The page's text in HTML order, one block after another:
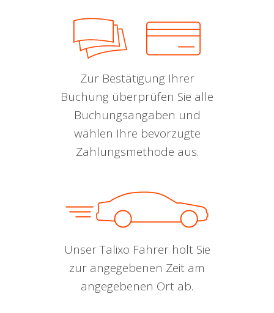
Zur Bestätigung Ihrer
Buchung überprüfen Sie alle
Buchungsangaben und
wählen Ihre bevorzugte
Zahlungsmethode aus.
Unser Talixo Fahrer holt Sie
zur angegebenen Zeit am
angegebenen Ort ab.